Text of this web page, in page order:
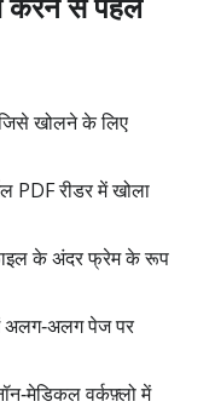
खोलने के लिए
PDF रीडर में खोला
के अंदर फ्रेम के रूप
अलग‑अलग पेज पर
वर्कफ़्लो में